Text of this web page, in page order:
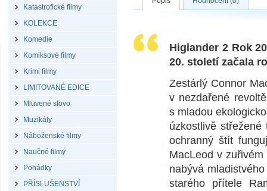
Katastrofické filmy
KOLEKCE
Komedie
Komiksové filmy
Krimi filmy
LIMITOVANÉ EDICE
Mluvené slovo
Muzikály
Náboženské filmy
Naučné filmy
Pohádky
PŘÍSLUŠENSTVÍ
Higlander 2 Rok
20. století začala
Zestárlý Connor
v nezdařené
s mladou
úzkostlivě
ochranný štít
MacLeod v
nabývá
starého přítele